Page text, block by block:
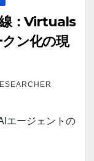
：Virtuals
ン化の現
エージェントの